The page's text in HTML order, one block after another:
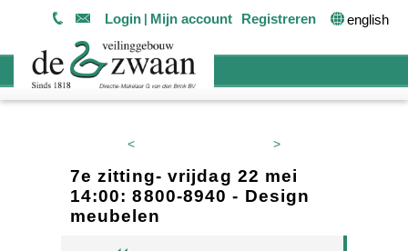
Login Mijn account Registreren english
< >
7e zitting- vrijdag 22 mei
14:00: 8800-8940 - Design
meubelen